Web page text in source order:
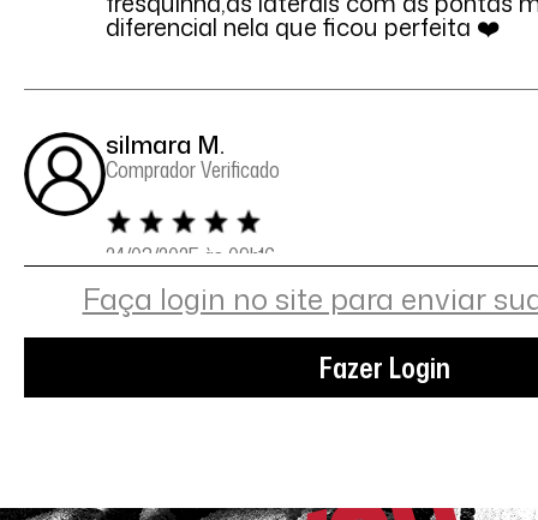
diferencial nela que ficou perfeita ❤️
silmara M.
Comprador Verificado
24/03/2025 às 09h16
São Vicente / SP
Exatamente como na foto. Muito
qualidade!
Faça login no site para enviar
Fazer Login